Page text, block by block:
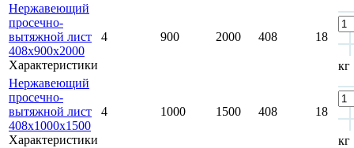
Нержавеющий
просечно-
вытяжной лист
408х900х2000
Характеристики
4 900 2000 408 18
кг
Нержавеющий
просечно-
вытяжной лист
408х1000х1500
Характеристики
4 1000 1500 408 18
кг